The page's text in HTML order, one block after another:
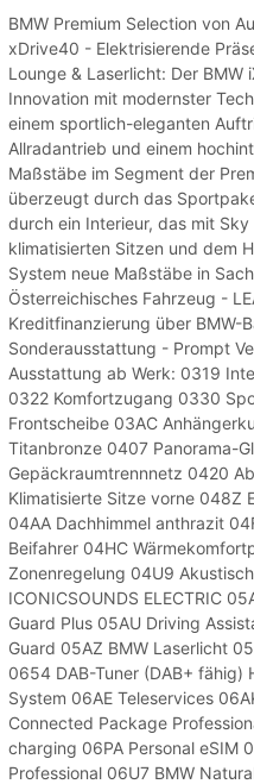
BMW Premium Selection von
xDrive40 - Elektrisierende
Lounge & Laserlicht: Der
Innovation mit modernster
einem sportlich-eleganten
Allradantrieb und einem
Maßstäbe im Segment der
überzeugt durch das
durch ein Interieur, das mit
klimatisierten Sitzen und dem
System neue Maßstäbe in
Österreichisches Fahrzeug -
Kreditfinanzierung über BMW-
Sonderausstattung - Prompt
Ausstattung ab Werk: 0319
0322 Komfortzugang 0330
Frontscheibe 03AC
Titanbronze 0407 Panorama-
Gepäckraumtrennnetz 0420
Klimatisierte Sitze vorne 048Z
04AA Dachhimmel anthrazit
Beifahrer 04HC
Zonenregelung 04U9
ICONICSOUNDS ELECTRIC
Guard Plus 05AU Driving
Guard 05AZ BMW Laserlicht
0654 DAB-Tuner (DAB+ fähig)
System 06AE Teleservices
Connected Package
charging 06PA Personal eSIM
Professional 06U7 BMW